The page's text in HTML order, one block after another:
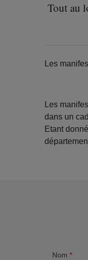
Tout au
Les
Les
dans un
Etant
Nom *